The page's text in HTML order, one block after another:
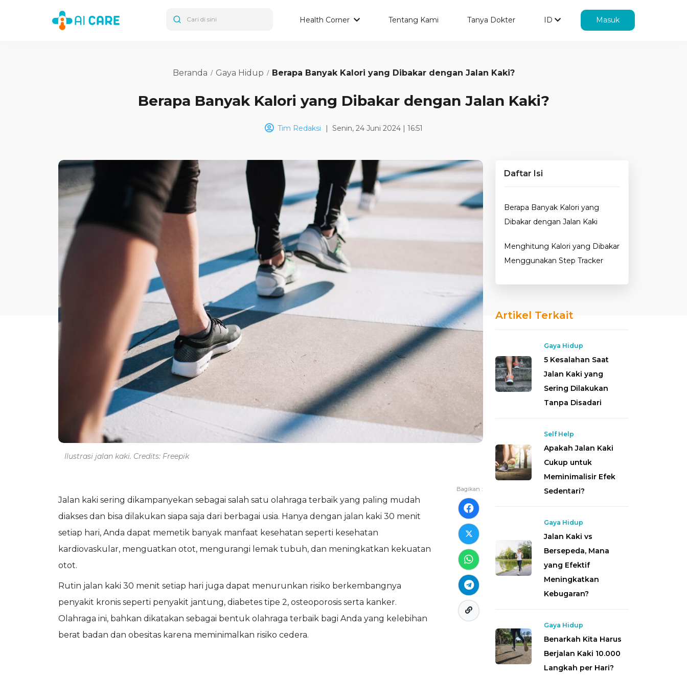
Health Corner Tentang Kami Tanya Dokter ID Masuk
Beranda Gaya Hidup Berapa Banyak Kalori yang Dibakar dengan Jalan Kaki?
Berapa Banyak Kalori yang Dibakar dengan Jalan Kaki?
Tim Redaksi | Senin, 24 Juni 2024 | 16:51
Ilustrasi jalan kaki. Credits: Freepik
Jalan kaki sering dikampanyekan sebagai salah satu olahraga terbaik yang paling mudah
diakses dan bisa dilakukan siapa saja dari berbagai usia. Hanya dengan jalan kaki 30 menit
setiap hari, Anda dapat memetik banyak manfaat kesehatan seperti kesehatan
kardiovaskular, menguatkan otot, mengurangi lemak tubuh, dan meningkatkan kekuatan
otot.
Rutin jalan kaki 30 menit setiap hari juga dapat menurunkan risiko berkembangnya
penyakit kronis seperti penyakit jantung, diabetes tipe 2, osteoporosis serta kanker.
Olahraga ini, bahkan dikatakan sebagai bentuk olahraga terbaik bagi Anda yang kelebihan
berat badan dan obesitas karena meminimalkan risiko cedera.
Bagikan :
Daftar Isi
Berapa Banyak Kalori yang
Dibakar dengan Jalan Kaki
Menghitung Kalori yang Dibakar
Menggunakan Step Tracker
Artikel Terkait
Gaya Hidup
5 Kesalahan Saat
Jalan Kaki yang
Sering Dilakukan
Tanpa Disadari
Self Help
Apakah Jalan Kaki
Cukup untuk
Meminimalisir Efek
Sedentari?
Gaya Hidup
Jalan Kaki vs
Bersepeda, Mana
yang Efektif
Meningkatkan
Kebugaran?
Gaya Hidup
Benarkah Kita Harus
Berjalan Kaki 10.000
Langkah per Hari?